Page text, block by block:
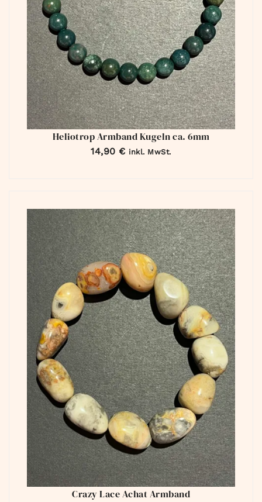
Heliotrop Armband Kugeln ca. 6mm
14,90 € inkl. MwSt.
Crazy Lace Achat Armband